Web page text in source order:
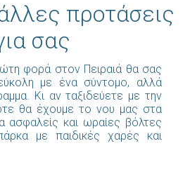
προτάσεις
σας
φορά στον Πειραιά θα σας
με ένα σύντομο, αλλά
Κι αν ταξιδεύετε με την
θα έχουμε το νου μας στα
ασφαλείς και ωραίες βόλτες
με παιδικές χαρές και